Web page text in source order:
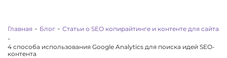
Главная - Блог - Статьи о SEO копирайтинге и контенте для сайта
-
4 способа использования Google Analytics для поиска идей SEO-
контента